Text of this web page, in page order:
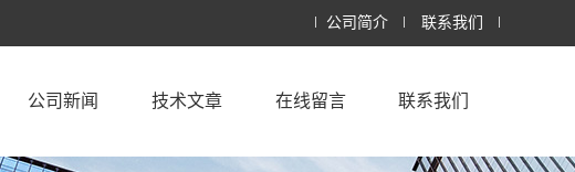
公司简介 联系我们
公司新闻 技术文章 在线留言 联系我们